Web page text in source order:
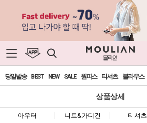
당일발송 BEST NEW SALE 원피스 티셔츠 블라우스
상품상세
아우터 니트&가디건 티셔츠